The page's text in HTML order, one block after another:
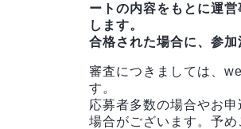
ートの内容をもとに運
します。
合格された場合に、参加
審査につきましては、
す。
応募者多数の場合やお
場合がございます。予め